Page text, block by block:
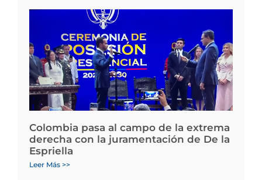
Colombia pasa al campo de la extrema
derecha con la juramentación de De la
Espriella
Leer Más >>